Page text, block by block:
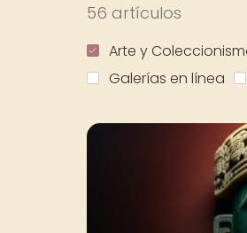
56 artículos
Arte y
Galerías en línea